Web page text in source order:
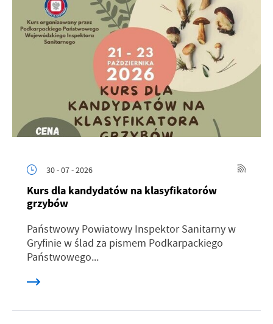
30 - 07 - 2026
Kurs dla kandydatów na klasyfikatorów
grzybów
Państwowy Powiatowy Inspektor Sanitarny w
Gryfinie w ślad za pismem Podkarpackiego
Państwowego...